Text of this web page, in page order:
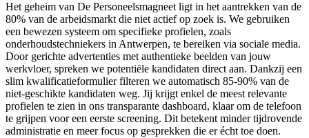
Het geheim van De Personeelsmagneet ligt in het aantrekken van de
80% van de arbeidsmarkt die niet actief op zoek is. We gebruiken
een bewezen systeem om specifieke profielen, zoals
onderhoudstechniekers in Antwerpen, te bereiken via sociale media.
Door gerichte advertenties met authentieke beelden van jouw
werkvloer, spreken we potentiële kandidaten direct aan. Dankzij een
slim kwalificatieformulier filteren we automatisch 85-90% van de
niet-geschikte kandidaten weg. Jij krijgt enkel de meest relevante
profielen te zien in ons transparante dashboard, klaar om de telefoon
te grijpen voor een eerste screening. Dit betekent minder tijdrovende
administratie en meer focus op gesprekken die er écht toe doen.